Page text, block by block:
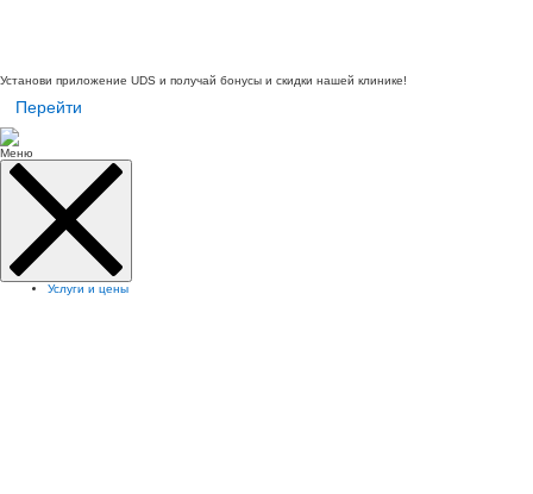
Установи приложение UDS и получай бонусы и скидки нашей клинике!
Перейти
Меню
Услуги и цены